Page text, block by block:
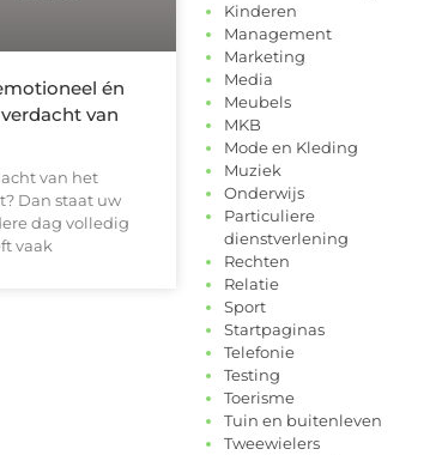
én
van
van het
Dan staat uw
dag volledig
vaak
Kinderen
Management
Marketing
Media
Meubels
MKB
Mode en Kleding
Muziek
Onderwijs
Particuliere
dienstverlening
Rechten
Relatie
Sport
Startpaginas
Telefonie
Testing
Toerisme
Tuin en buitenleven
Tweewielers